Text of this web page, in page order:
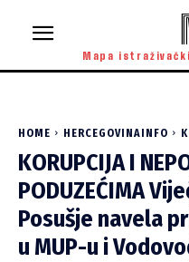
Mapa
HOME HERCEGOVINAINFO
KORUPCIJA I
PODUZEĆIMA
Posušje navela
u MUP-u i